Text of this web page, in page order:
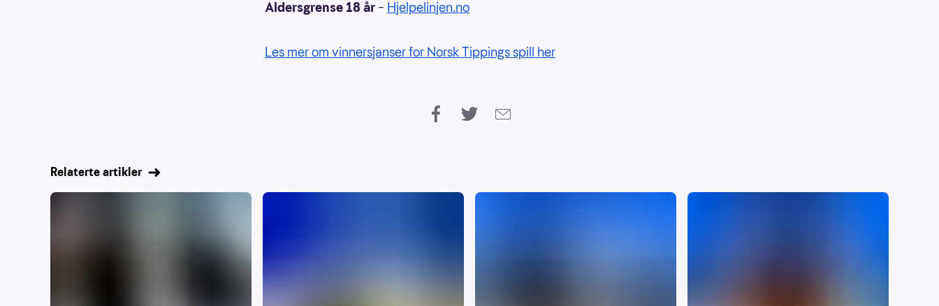
Aldersgrense 18 år – Hjelpelinjen.no
Les mer om vinnersjanser for Norsk Tippings spill her
Relaterte artikler